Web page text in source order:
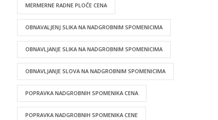
MERMERNE RADNE PLOČE CENA
OBNAVALJENJ SLIKA NA NADGROBNIM SPOMENICIMA
OBNAVLJANJE SLIKA NA NADGROBNIM SPOMENICIMA
OBNAVLJANJE SLOVA NA NADGROBNIM SPOMENICIMA
POPRAVKA NADGROBNIH SPOMENIKA CENA
POPRAVKA NADGROBNIH SPOMENIKA CENE